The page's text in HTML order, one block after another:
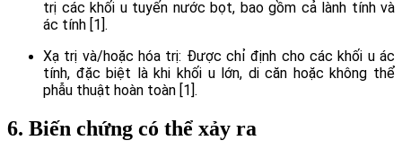
trị các khối u tuyến nước bọt, bao gồm cả lành tính và
ác tính [1].
Xạ trị và/hoặc hóa trị: Được chỉ định cho các khối u ác
tính, đặc biệt là khi khối u lớn, di căn hoặc không thể
phẫu thuật hoàn toàn [1].
6. Biến chứng có thể xảy ra